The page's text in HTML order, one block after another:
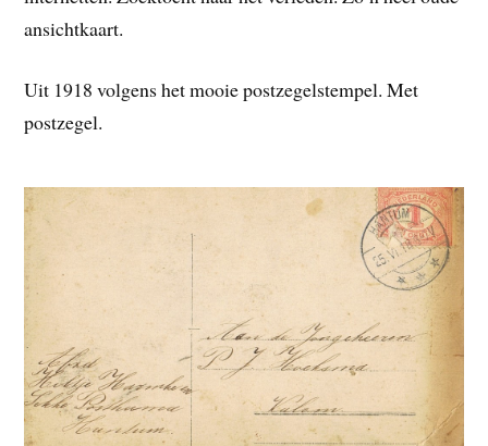
ansichtkaart.
Uit 1918 volgens het mooie postzegelstempel. Met
postzegel.